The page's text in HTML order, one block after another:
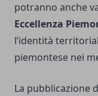
potranno anche
Eccellenza
l’identità
piemontese nei
La pubblicazione